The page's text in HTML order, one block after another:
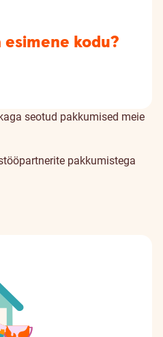
esimene kodu?
seotud pakkumised meie
pakkumistega